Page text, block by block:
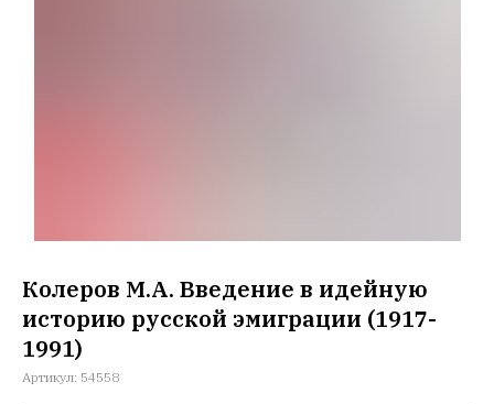
Колеров М.А. Введение в идейную
историю русской эмиграции (1917-
1991)
Артикул: 54558